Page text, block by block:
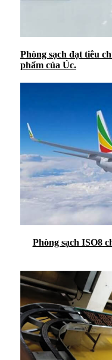
Phòng sạch đạt tiêu
phẩm của Úc.
Phòng sạch ISO8